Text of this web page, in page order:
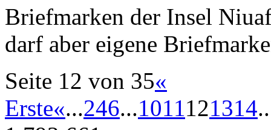
Briefmarken der Insel
darf aber eigene
Seite 12 von 35«
Erste«...246...1011121314